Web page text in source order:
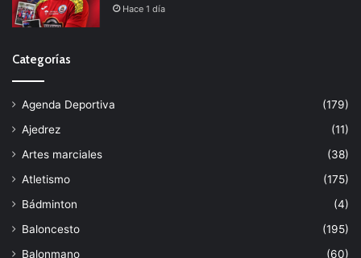
Hace 1 día
Categorías
Agenda Deportiva
(179)
Ajedrez
(11)
Artes marciales
(38)
Atletismo
(175)
Bádminton
(4)
Baloncesto
(195)
Balonmano
(60)